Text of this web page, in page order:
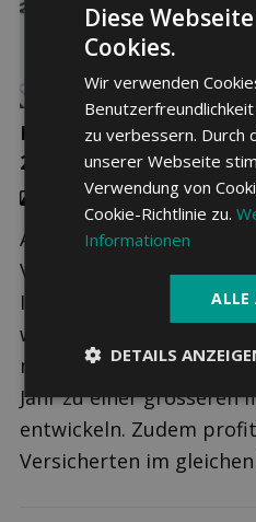
Kündigung der
29. November 2019
Krankenkassenvergleich
Auch im kommenden
Versicherten in der
Ihrer
wenn die Erhöhung im
moderat ausfällt, kann
Jahr zu einer grösseren
entwickeln. Zudem
Versicherten im
Diese
Cookies.
Wir verwenden
zu verbessern. Durch
unserer Webseite
Verwendung von
Cookie-Richtlinie zu.
Informationen
ALLE
DETAILS